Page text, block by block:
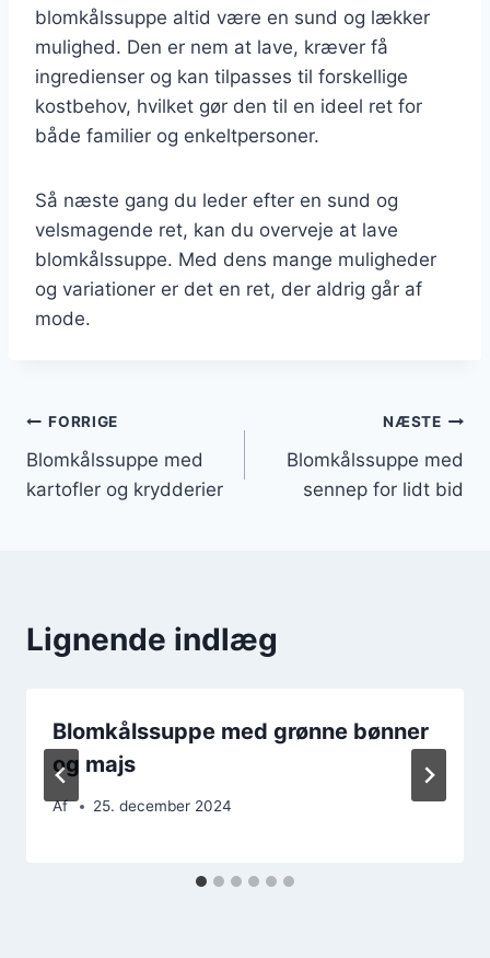
blomkålssuppe altid være en sund og lækker
mulighed. Den er nem at lave, kræver få
ingredienser og kan tilpasses til forskellige
kostbehov, hvilket gør den til en ideel ret for
både familier og enkeltpersoner.
Så næste gang du leder efter en sund og
velsmagende ret, kan du overveje at lave
blomkålssuppe. Med dens mange muligheder
og variationer er det en ret, der aldrig går af
mode.
Indlægsnavigation
FORRIGE
Blomkålssuppe med
kartofler og krydderier
NÆSTE
Blomkålssuppe med
sennep for lidt bid
Lignende indlæg
Blomkålssuppe med grønne bønner
og majs
Af 25. december 2024